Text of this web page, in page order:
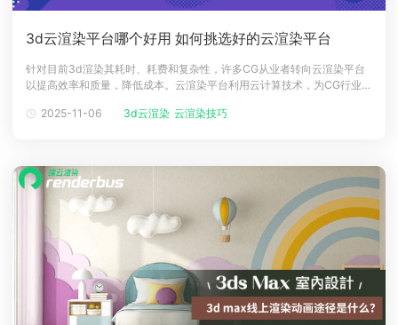
3d云渲染平台哪个好用 如何挑选好的云渲染平台
针对目前3d渲染其耗时、耗费和复杂性，许多CG从业者转向云渲染平台
以提高效率和质量，降低成本。云渲染平台利用云计算技术，为CG行业提
助平台提供的强大渲染集群完成任务，无需购买昂贵设备或担心渲染问
2025-11-06 3d云渲染 云渲染技巧